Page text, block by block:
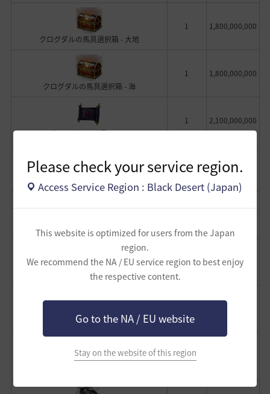
Please check your service region.
Access Service Region : Black Desert (Japan)
This website is optimized for users from the Japan
region.
We recommend the NA / EU service region to best enjoy
the respective content.
Go to the NA / EU website
Stay on the website of this region
クログダルの馬具選択箱 - 大地
1 1,800,000,000
クログダルの馬具選択箱 - 海
1 1,800,000,000
ヴォルクスの助言(+150)
1 2,100,000,000
1 1,200,000,000
ヴォルクスの助言(+100)
ヴォルクスの助言(+90)
3 490,000,000
ヴォルクスの助言(+80)
3